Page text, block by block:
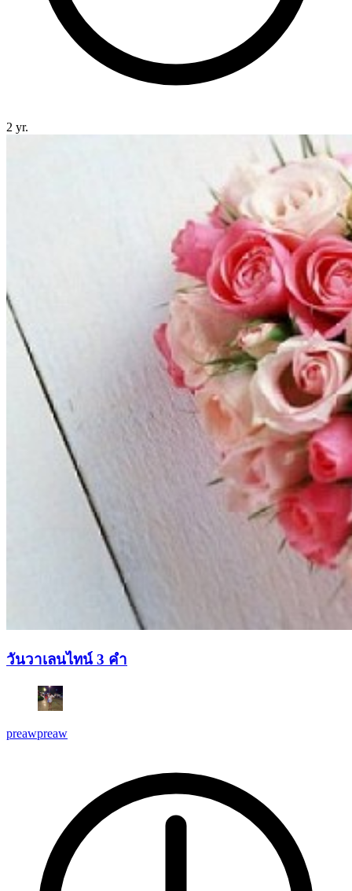
2 yr.
วันวาเลนไทน์ 3 คำ
preawpreaw